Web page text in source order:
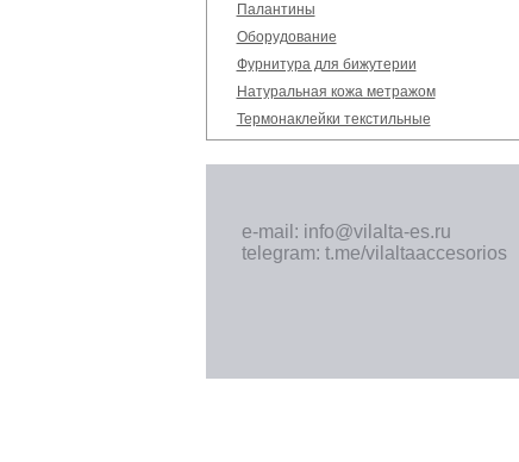
Палантины
Оборудование
Фурнитура для бижутерии
Натуральная кожа метражом
Термонаклейки текстильные
e-mail: info@vilalta-es.ru
telegram: t.me/vilaltaaccesorios